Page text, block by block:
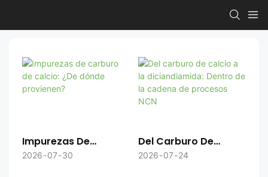
Impurezas De
Carburo De Calcio:
2026 07 30
Del Carburo De
Calcio A La
2026 07 24